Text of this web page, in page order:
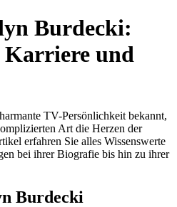
Burdecki:
Karriere und
TV-Persönlichkeit bekannt,
Art die Herzen der
erfahren Sie alles Wissenswerte
bei ihrer Biografie bis hin zu ihrer
Burdecki